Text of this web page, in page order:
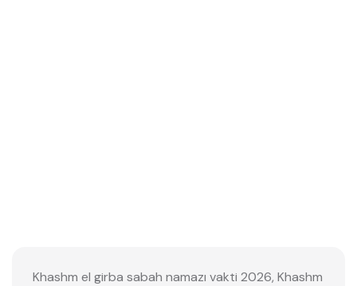
Khashm el girba sabah namazı vakti 2026, Khashm